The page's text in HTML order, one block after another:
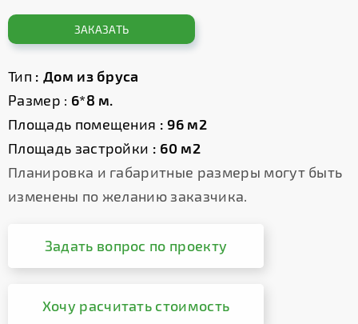
ЗАКАЗАТЬ
Тип : Дом из бруса
Размер : 6*8 м.
Площадь помещения : 96 м2
Площадь застройки : 60 м2
Планировка и габаритные размеры могут быть
изменены по желанию заказчика.
Задать вопрос по проекту
Хочу расчитать стоимость